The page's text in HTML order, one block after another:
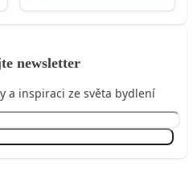
newsletter
a inspiraci ze světa bydlení